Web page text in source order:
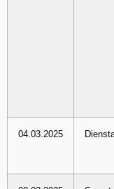
04.03.2025